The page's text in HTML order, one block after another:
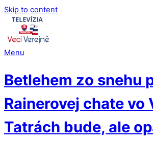
Skip to content
Menu
Betlehem zo snehu
Rainerovej chate vo
Tatrách bude, ale